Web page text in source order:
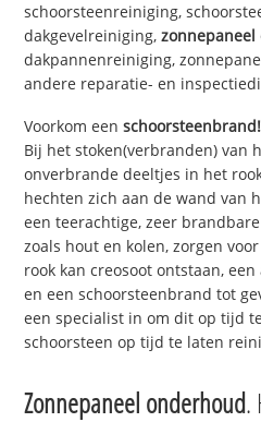
schoorsteenreiniging,
dakgevelreiniging,
dakpannenreiniging,
andere reparatie- en
Voorkom eenschoorsteenbrand!
Bij het stoken(verbranden) van
onverbrande deeltjes in het
hechten zich aan de wand van
een teerachtige, zeer
zoals hout en kolen, zorgen
rook kan creosoot ontstaan,
en een schoorsteenbrand tot
een specialist in om dit op tijd
schoorsteen op tijd te laten
Zonnepaneel onderhoud.